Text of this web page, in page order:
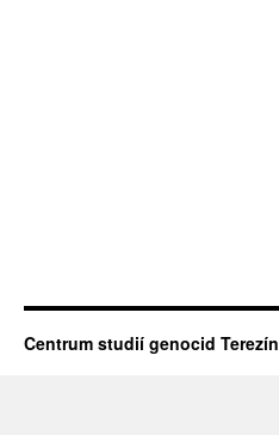
Centrum studií genocid Terezín